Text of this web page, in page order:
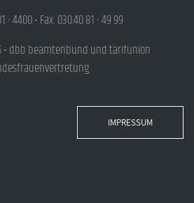
- 4400 • Fax: 030.40 81 - 49 99
• dbb beamtenbund und tarifunion
IMPRESSUM